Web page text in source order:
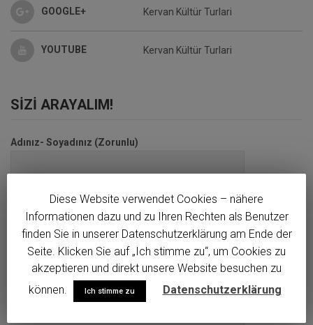
GOOGLE+ Kervan Kültür Turlari
YOUTUBE Kervan Kültür Turlari
SIZI ARAYALIM!
Adınız- Soyadınız (Zorunlu)
E- Mail Adresiniz (Zorunlu)
Konu
Diese Website verwendet Cookies – nähere
Informationen dazu und zu Ihren Rechten als Benutzer
finden Sie in unserer Datenschutzerklärung am Ende der
Seite. Klicken Sie auf „Ich stimme zu“, um Cookies zu
akzeptieren und direkt unsere Website besuchen zu
können.
Ich stimme zu Datenschutzerklärung